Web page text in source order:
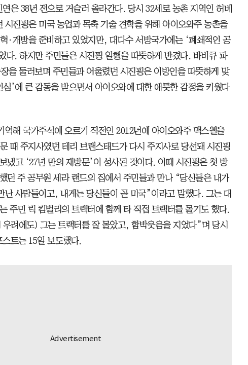
은 38년 전으로 거슬러 올라간다. 당시 32세로 농촌 지역인 허베
시진핑은 미국 농업과 목축 기술 견학을 위해 아이오와주 농촌을
·개방을 준비하고 있었지만, 대다수 서방국가에는 ‘폐쇄적인 공
다. 하지만 주민들은 시진핑 일행을 따뜻하게 반겼다. 바비큐 파
을 둘러보며 주민들과 어울렸던 시진핑은 이방인을 따뜻하게 맞
심’에 큰 감동을 받으면서 아이오와에 대한 애틋한 감정을 키웠다
억해 국가주석에 오르기 직전인 2012년에 아이오와주 맥스웰을
때 주지사였던 테리 브랜스태드가 다시 주지사로 당선돼 시진핑
냈고 ‘27년 만의 재방문’이 성사된 것이다. 이때 시진핑은 첫 방
던 주 공무원 세라 랜드의 집에서 주민들과 만나 “당신들은 내가
난 사람들이고, 내게는 당신들이 곧 미국”이라고 말했다. 그는 대
주민 릭 킴벌리의 트랙터에 함께 타 직접 트랙터를 몰기도 했다.
려에도) 그는 트랙터를 잘 몰았고, 함박웃음을 지었다”며 당시
트는 15일 보도했다.